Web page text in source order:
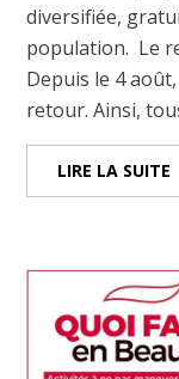
diversifiée,
population. Le
Depuis le 4
retour. Ainsi,
LIRE LA SUITE